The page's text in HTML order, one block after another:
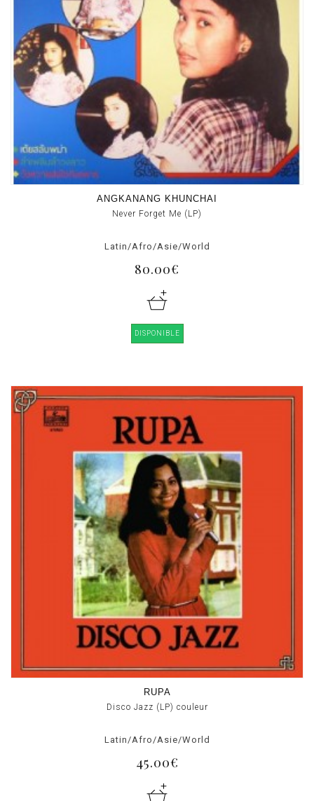
ANGKANANG KHUNCHAI
Never Forget Me (LP)
Latin/Afro/Asie/World
80.00€
DISPONIBLE
RUPA
Disco Jazz (LP) couleur
Latin/Afro/Asie/World
45.00€